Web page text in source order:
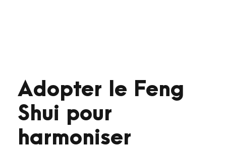
Adopter le Feng
Shui pour
harmoniser